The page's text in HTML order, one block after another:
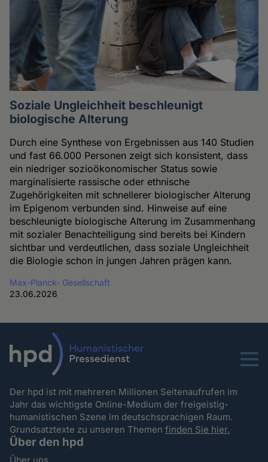
Soziale Ungleichheit beschleunigt
biologische Alterung
Durch eine Synthese von Ergebnissen aus 140 Studien
und fast 66.000 Personen zeigt sich konsistent, dass
ein niedriger sozioökonomischer Status sowie
marginalisierte rassische oder ethnische
Zugehörigkeiten mit schnellerer biologischer Alterung
im Epigenom verbunden sind. Hinweise auf eine
beschleunigte biologische Alterung im Zusammenhang
mit sozialer Benachteiligung sind bereits bei Kindern
sichtbar und verdeutlichen, dass soziale Ungleichheit
die Biologie schon in jungen Jahren prägen kann.
Max-Planck- Gesellschaft
23.06.2026
Menu
Der hpd ist mit mehreren Millionen Seitenaufrufen im
Jahr das wichtigste Online-Medium der freigeistig-
humanistischen Szene im deutschsprachigen Raum.
Grundsatztexte zu unseren Themenfinden Sie hier.
Über den hpd